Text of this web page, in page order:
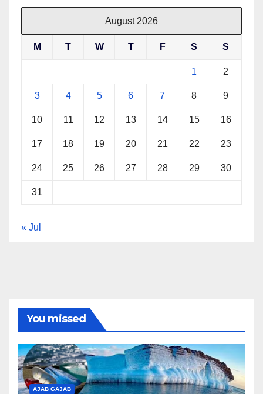
August 2026
M T W T F S S
1 2
3 4 5 6 7 8 9
10 11 12 13 14 15 16
17 18 19 20 21 22 23
24 25 26 27 28 29 30
31
« Jul
You missed
AJAB GAJAB